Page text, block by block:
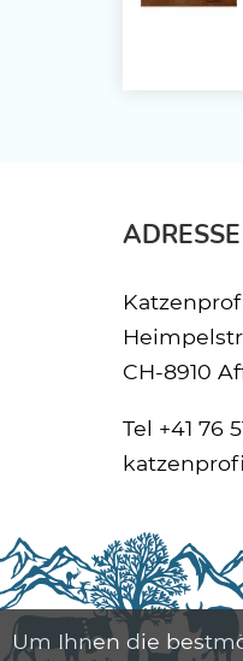
ADRESSE
CH-8910
Tel +41 76
Um Ihnen die